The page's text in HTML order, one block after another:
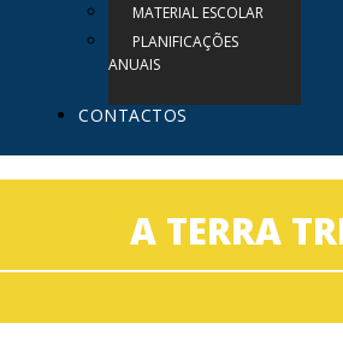
MATERIAL ESCOLAR
PLANIFICAÇÕES
ANUAIS
CONTACTOS
A TERRA